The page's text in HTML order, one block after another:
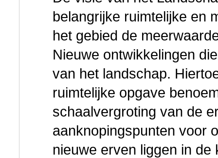
belangrijke ruimtelijke en
het gebied de
Nieuwe ontwikkelingen
van het landschap.
ruimtelijke opgave
schaalvergroting van de
aanknopingspunten voor
nieuwe erven liggen in